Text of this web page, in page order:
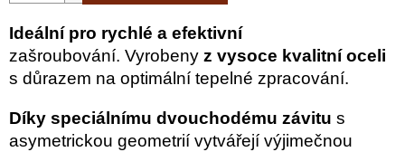
Ideální pro rychlé a efektivní
zašroubování. Vyrobeny z vysoce kvalitní oceli
s důrazem na optimální tepelné zpracování.
Díky speciálnímu dvouchodému závitu s
asymetrickou geometrií vytvářejí výjimečnou